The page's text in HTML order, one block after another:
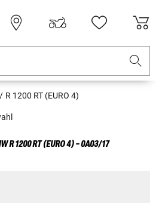
R 1200 RT (EURO 4)
R 1200 RT (EURO 4) - 0A03/17